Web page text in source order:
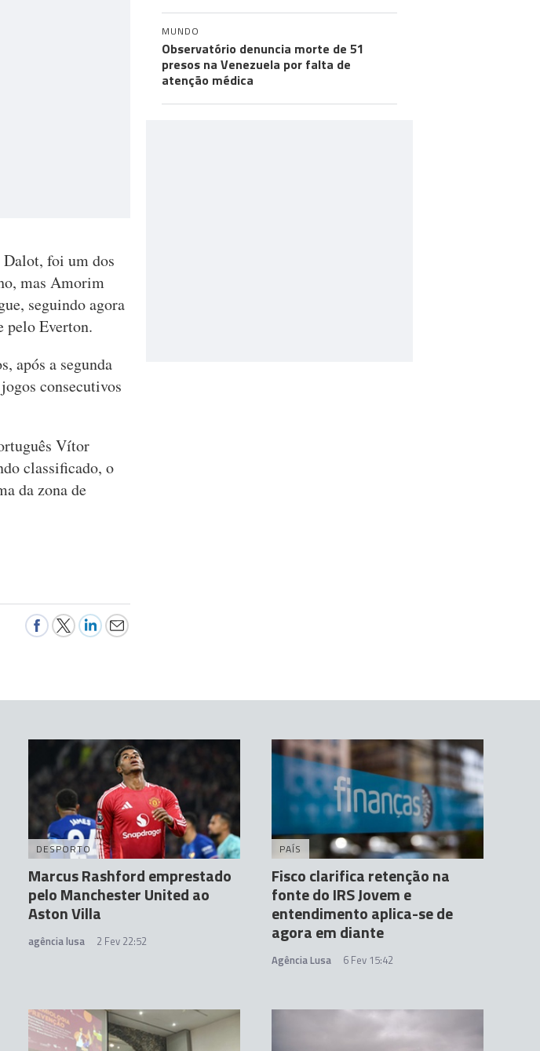
foi um dos
mas Amorim
seguindo agora
pelo Everton.
após a segunda
consecutivos
Vítor
classificado, o
da zona de
MUNDO
Observatório denuncia morte de 51
presos na Venezuela por falta de
atenção médica
DESPORTO
Marcus Rashford emprestado
pelo Manchester United ao
Aston Villa
agência lusa 2 Fev 22:52
PAÍS
Fisco clarifica retenção na
fonte do IRS Jovem e
entendimento aplica-se de
agora em diante
Agência Lusa 6 Fev 15:42